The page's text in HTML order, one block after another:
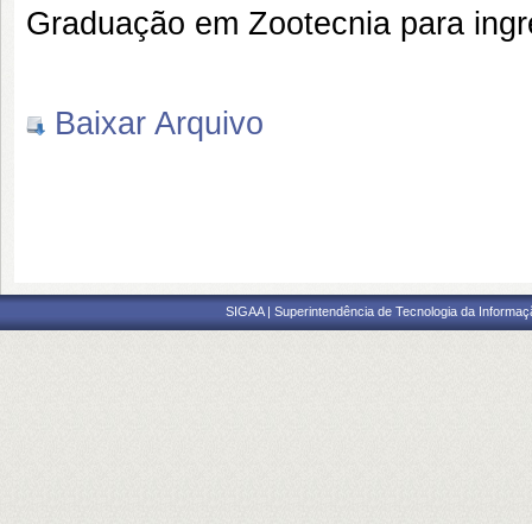
Graduação em Zootecnia para
Baixar Arquivo
SIGAA | Superintendência de Tecnologia da